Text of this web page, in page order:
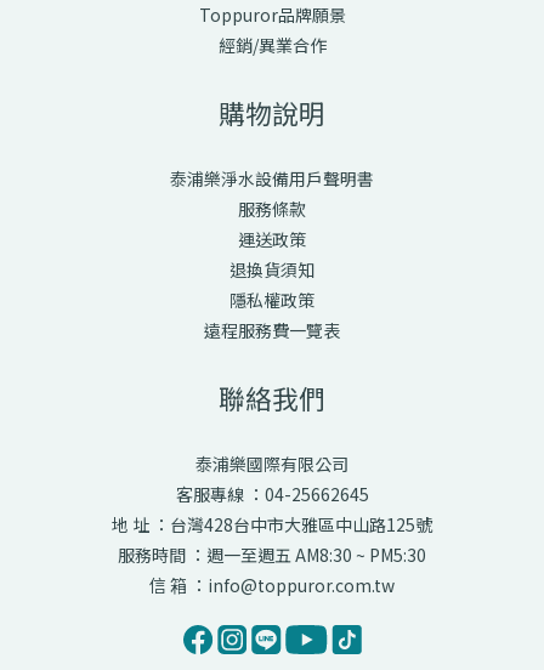
Toppuror品牌願景
經銷/異業合作
購物說明
泰浦樂淨水設備用戶聲明書
服務條款
運送政策
退換貨須知
隱私權政策
遠程服務費一覽表
聯絡我們
泰浦樂國際有限公司
客服專線 ：04-25662645
地 址 ：台灣428台中市大雅區中山路125號
服務時間 ：週一至週五 AM8:30 ~ PM5:30
信 箱 ：info@toppuror.com.tw